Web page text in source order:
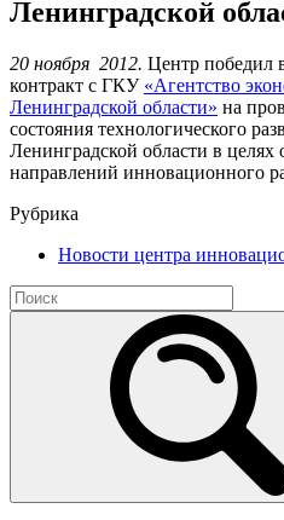
Ленинградской
20 ноября 2012. Центр победил
контракт с ГКУ «Агентство
Ленинградской области» на
состояния технологического
Ленинградской области в
направлений инновационного
Рубрика
Новости центра